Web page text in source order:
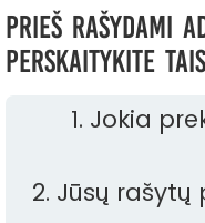
Prieš rašydami
perskaitykite
1. Jokia
2. Jūsų